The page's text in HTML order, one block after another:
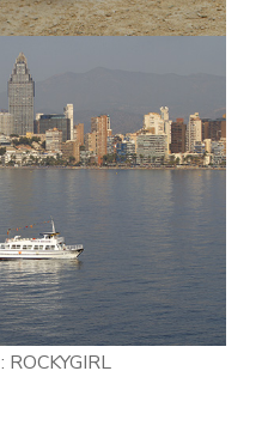
: ROCKYGIRL